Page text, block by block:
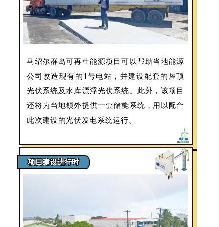
马绍尔群岛可再生能源项目可以帮助当地能源
公司改造现有的1号电站，并建设配套的屋顶
光伏系统及水库漂浮光伏系统。此外，该项目
还将为当地额外提供一套储能系统，用以配合
此次建设的光伏发电系统运行。
项目建设进行时